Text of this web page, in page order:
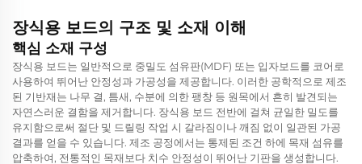
장식용 보드의 구조 및 소재 이해
핵심 소재 구성
장식용 보드는 일반적으로 중밀도 섬유판(MDF) 또는 입자보드를 코어로
사용하여 뛰어난 안정성과 가공성을 제공합니다. 이러한 공학적으로 제조
된 기반재는 나무 결, 틈새, 수분에 의한 팽창 등 원목에서 흔히 발견되는
자연스러운 결함을 제거합니다. 장식용 보드 전반에 걸쳐 균일한 밀도를
유지함으로써 절단 및 드릴링 작업 시 갈라짐이나 깨짐 없이 일관된 가공
결과를 얻을 수 있습니다. 제조 공정에서는 통제된 조건 하에 목재 섬유를
압축하여, 전통적인 목재보다 치수 안정성이 뛰어난 기판을 생성합니다.